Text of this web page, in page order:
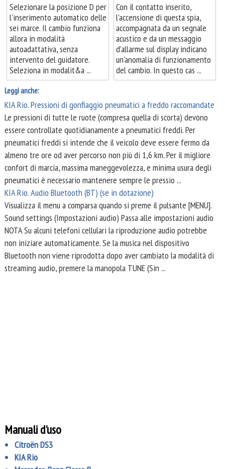
Selezionare la posizione D per
l'inserimento automatico delle
sei marce. Il cambio funziona
allora in modalità
autoadattativa, senza
intervento del guidatore.
Seleziona in modalit&a ...
Con il contatto inserito,
l'accensione di questa spia,
accompagnata da un segnale
acustico e da un messaggio
d'allarme sul display indicano
un'anomalia di funzionamento
del cambio. In questo cas ...
Leggi anche:
KIA Rio. Pressioni di gonfiaggio pneumatici a freddo raccomandate
Le pressioni di tutte le ruote (compresa quella di scorta) devono
essere controllate quotidianamente a pneumatici freddi. Per
pneumatici freddi si intende che il veicolo deve essere fermo da
almeno tre ore od aver percorso non più di 1,6 km. Per il migliore
confort di marcia, massima maneggevolezza, e minima usura degli
pneumatici è necessario mantenere sempre le pressio ...
KIA Rio. Audio Bluetooth (BT) (se in dotazione)
Visualizza il menu a comparsa quando si preme il pulsante [MENU].
Sound settings (Impostazioni audio) Passa alle impostazioni audio
NOTA Su alcuni telefoni cellulari la riproduzione audio potrebbe
non iniziare automaticamente. Se la musica nel dispositivo
Bluetooth non viene riprodotta dopo aver cambiato la modalità di
streaming audio, premere la manopola TUNE (Sin ...
Manuali d'uso
Citroën DS3
KIA Rio